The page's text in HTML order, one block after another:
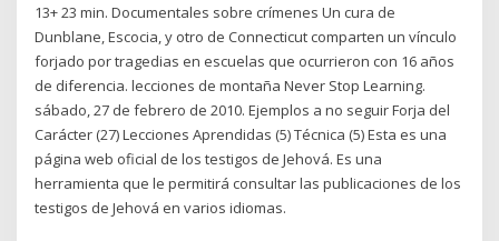
13+ 23 min. Documentales sobre crímenes Un cura de
Dunblane, Escocia, y otro de Connecticut comparten un vínculo
forjado por tragedias en escuelas que ocurrieron con 16 años
de diferencia. lecciones de montaña Never Stop Learning.
sábado, 27 de febrero de 2010. Ejemplos a no seguir Forja del
Carácter (27) Lecciones Aprendidas (5) Técnica (5) Esta es una
página web oficial de los testigos de Jehová. Es una
herramienta que le permitirá consultar las publicaciones de los
testigos de Jehová en varios idiomas.